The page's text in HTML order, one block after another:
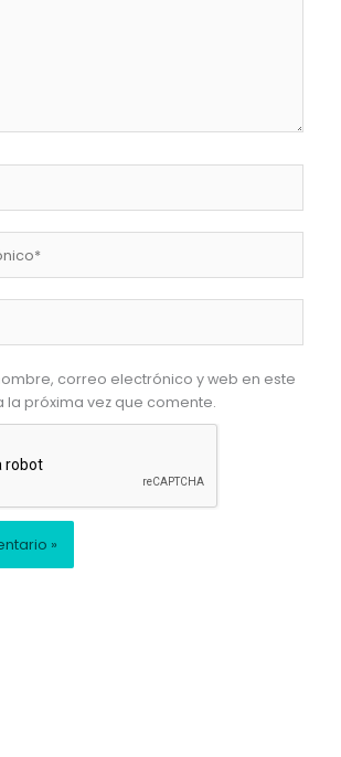
correo electrónico y web en este
próxima vez que comente.